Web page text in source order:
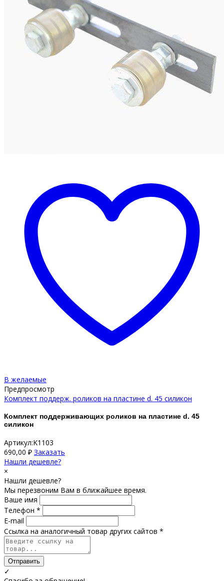
В желаемые
Предпросмотр
Комплект поддерж. роликов на пластине d. 45 силикон
Комплект поддерживающих роликов на пластине d. 45
силикон
Артикул:K1103
690,00 ₽ Заказать
Нашли дешевле?
×
Нашли дешевле?
Мы перезвоним Вам в ближайшее время.
Ваше имя
Телефон *
E-mail
Ссылка на аналогичный товар других сайтов *
Отправить
✓